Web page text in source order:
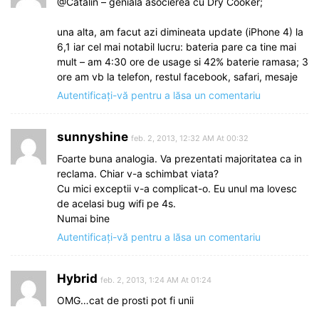
una alta, am facut azi dimineata update (iPhone 4) la
6,1 iar cel mai notabil lucru: bateria pare ca tine mai
mult – am 4:30 ore de usage si 42% baterie ramasa; 3
ore am vb la telefon, restul facebook, safari, mesaje
Autentificați-vă pentru a lăsa un comentariu
sunnyshine feb. 2, 2013, 12:32 AM At 00:32
Foarte buna analogia. Va prezentati majoritatea ca in
reclama. Chiar v-a schimbat viata?
Cu mici exceptii v-a complicat-o. Eu unul ma lovesc
de acelasi bug wifi pe 4s.
Numai bine
Autentificați-vă pentru a lăsa un comentariu
Hybrid feb. 2, 2013, 1:24 AM At 01:24
OMG…cat de prosti pot fi unii